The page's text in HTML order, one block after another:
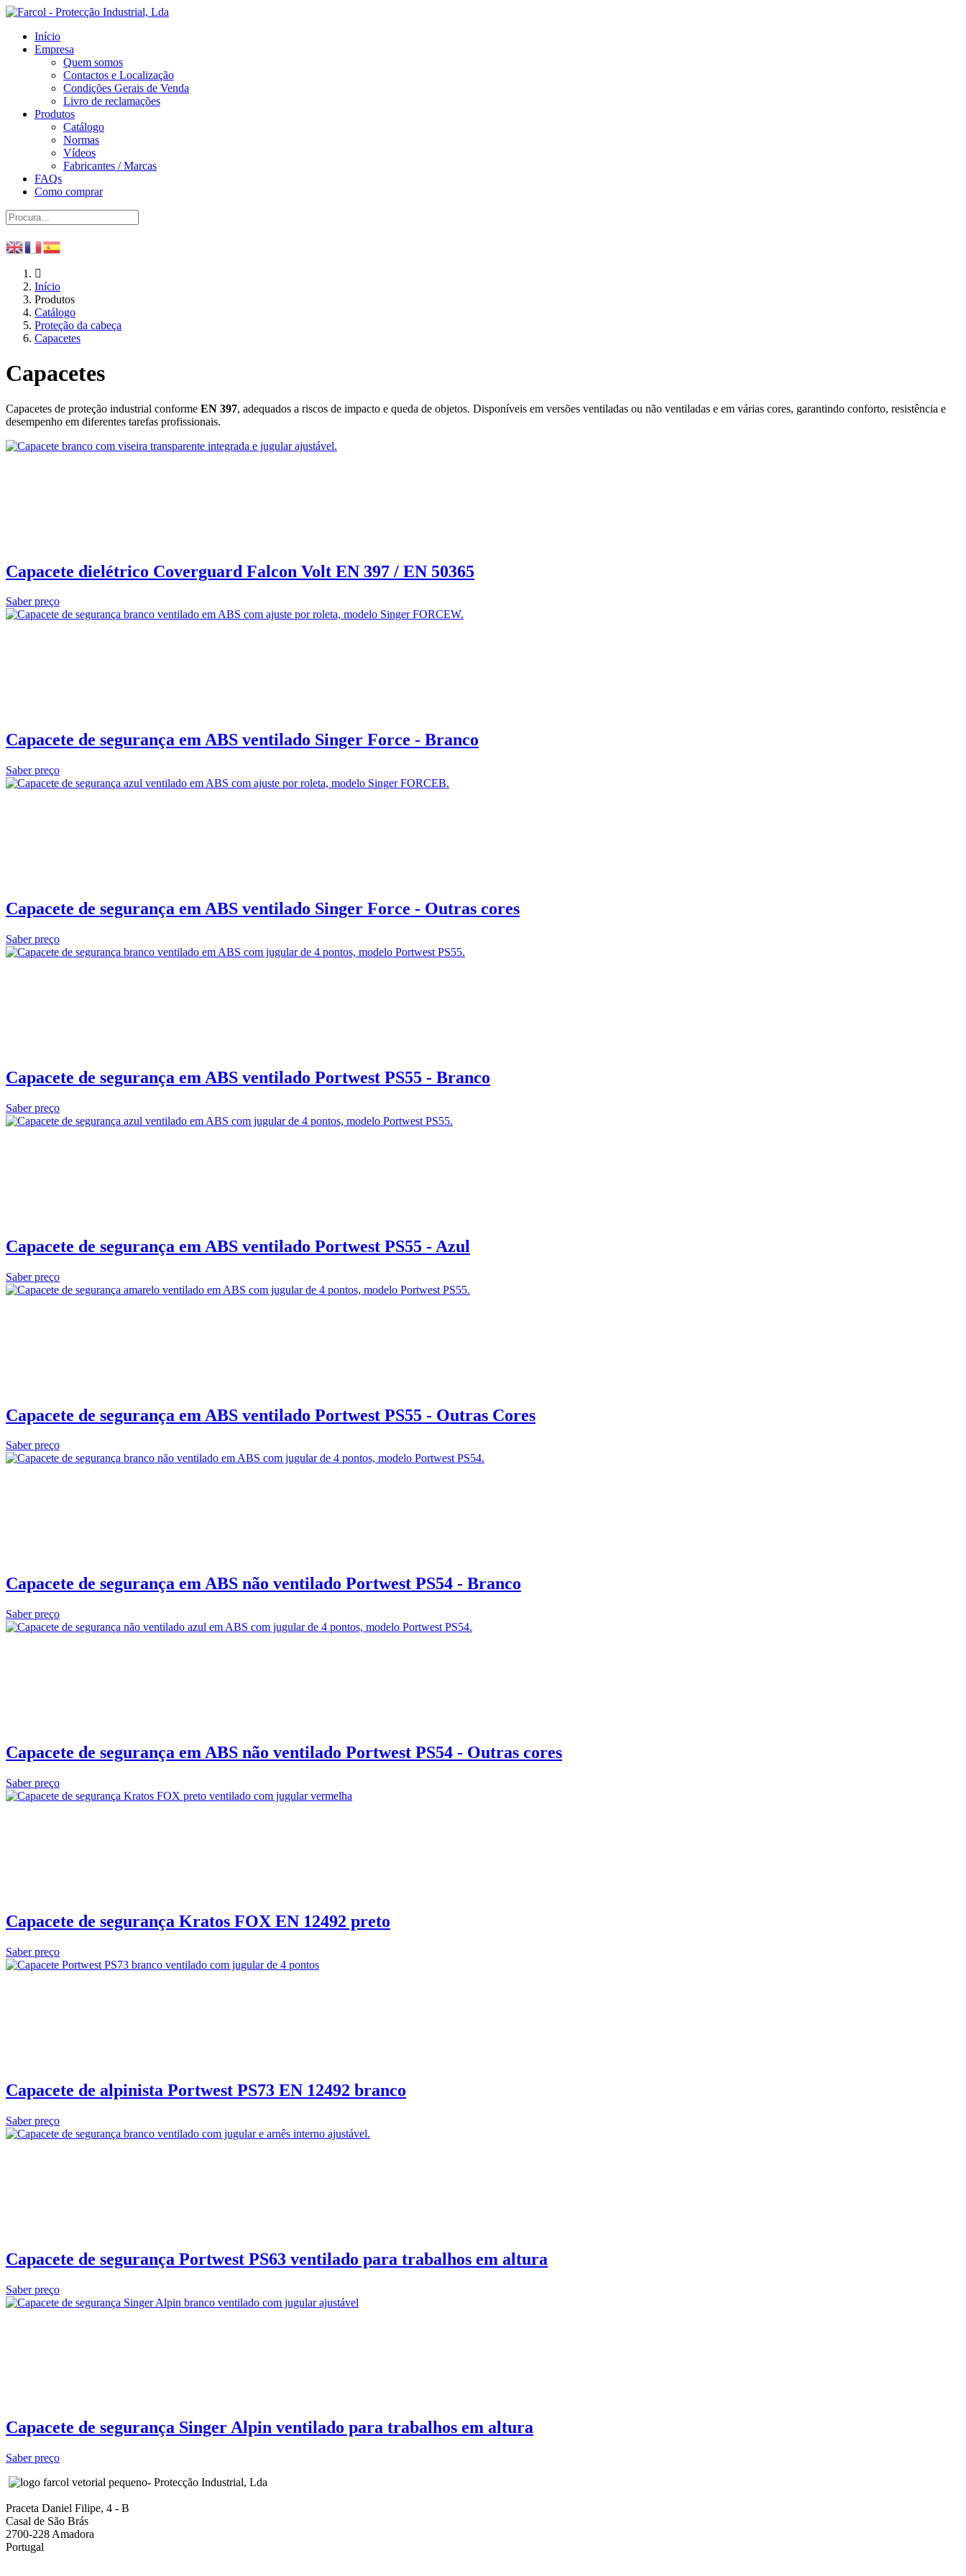
Início
Empresa
Quem somos
Contactos e Localização
Condições Gerais de Venda
Livro de reclamações
Produtos
Catálogo
Normas
Vídeos
Fabricantes / Marcas
FAQs
Como comprar
Início
Produtos
Catálogo
Proteção da cabeça
Capacetes
Capacetes
Capacetes de proteção industrial conforme EN 397, adequados a riscos de impacto e queda de objetos. Disponíveis em versões ventiladas ou não ventiladas e em várias cores, garantindo conforto, resistência e
desempenho em diferentes tarefas profissionais.
Capacete dielétrico Coverguard Falcon Volt EN 397 / EN 50365
Saber preço
Capacete de segurança em ABS ventilado Singer Force - Branco
Saber preço
Capacete de segurança em ABS ventilado Singer Force - Outras cores
Saber preço
Capacete de segurança em ABS ventilado Portwest PS55 - Branco
Saber preço
Capacete de segurança em ABS ventilado Portwest PS55 - Azul
Saber preço
Capacete de segurança em ABS ventilado Portwest PS55 - Outras Cores
Saber preço
Capacete de segurança em ABS não ventilado Portwest PS54 - Branco
Saber preço
Capacete de segurança em ABS não ventilado Portwest PS54 - Outras cores
Saber preço
Capacete de segurança Kratos FOX EN 12492 preto
Saber preço
Capacete de alpinista Portwest PS73 EN 12492 branco
Saber preço
Capacete de segurança Portwest PS63 ventilado para trabalhos em altura
Saber preço
Capacete de segurança Singer Alpin ventilado para trabalhos em altura
Saber preço
- Protecção Industrial, Lda
Praceta Daniel Filipe, 4 - B
Casal de São Brás
2700-228 Amadora
Portugal